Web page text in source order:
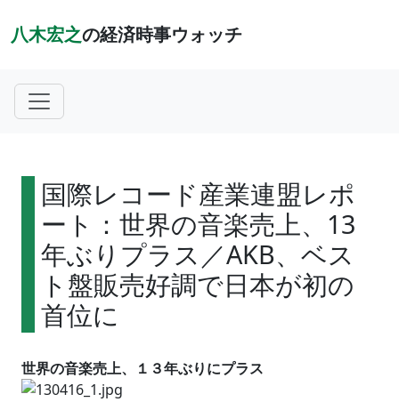
八木宏之の経済時事ウォッチ
国際レコード産業連盟レポ
ート：世界の音楽売上、13
年ぶりプラス／AKB、ベス
ト盤販売好調で日本が初の
首位に
世界の音楽売上、１３年ぶりにプラス